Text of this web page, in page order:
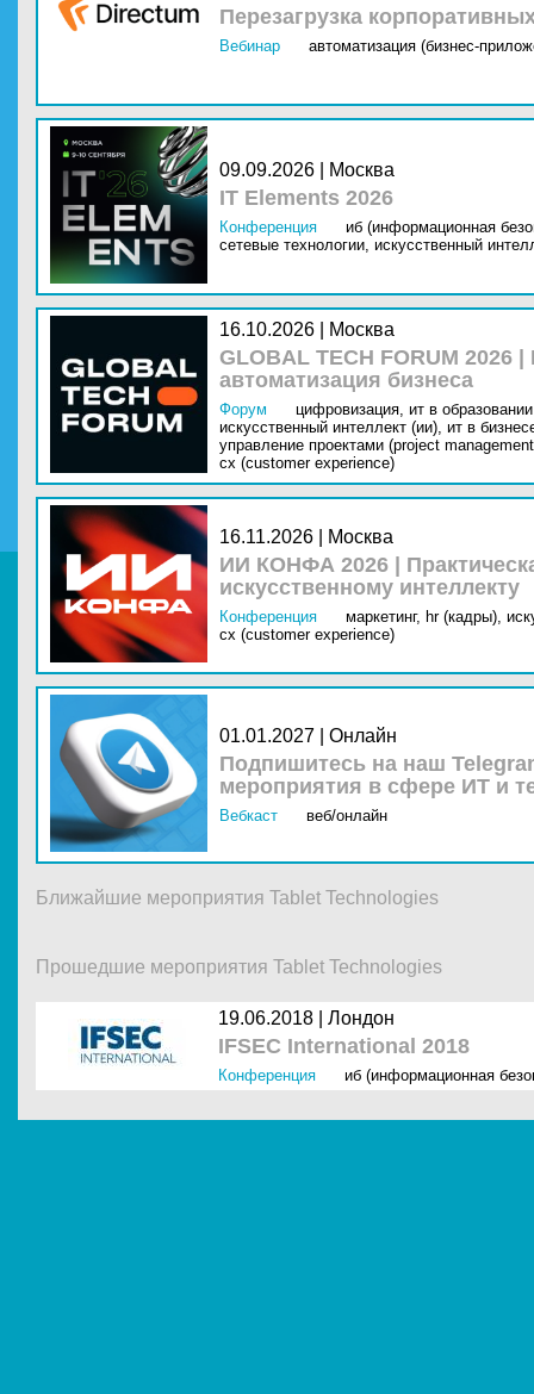
Перезагрузка
Вебинар автоматизация (бизнес-
09.09.2026 | Москва
IT Elements 2026
Конференция
иб (информационная
сетевые технологии, искусственный
16.10.2026 | Москва
GLOBAL TECH FORUM
автоматизация бизнеса
Форум цифровизация, ит в
искусственный интеллект (ии), ит в
управление проектами (project
cx (customer experience)
16.11.2026 | Москва
ИИ КОНФА 2026 |
искусственному интеллекту
Конференция маркетинг, hr (кадры),
cx (customer experience)
01.01.2027 | Онлайн
Подпишитесь на наш
мероприятия в сфере ИТ и
Вебкаст веб/онлайн
Ближайшие мероприятия Tablet Technologies
Прошедшие мероприятия Tablet Technologies
19.06.2018 | Лондон
IFSEC International 2018
Конференция иб (информационная